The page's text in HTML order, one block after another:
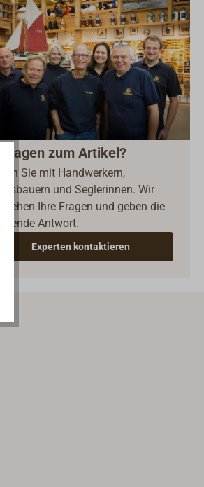
Fragen zum Artikel?
Sie mit Handwerkern,
und Seglerinnen. Wir
Ihre Fragen und geben die
Antwort.
Experten kontaktieren